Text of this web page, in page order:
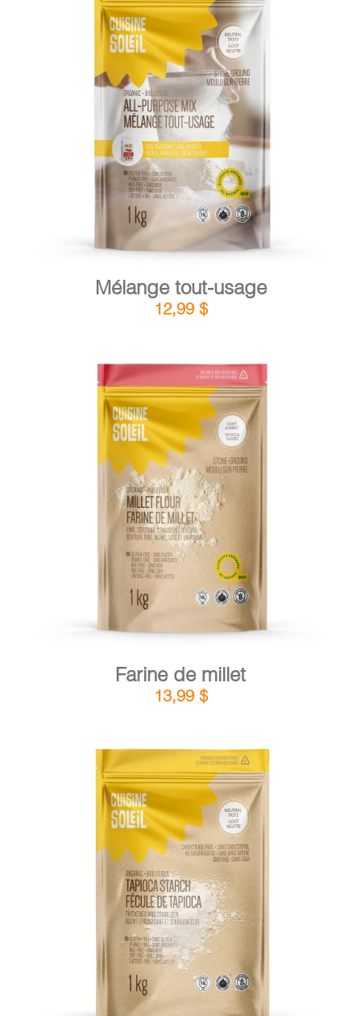
AJOUTER AU PANIER / DÉTAILS
Mélange tout-usage
12,99 $
AJOUTER AU PANIER / DÉTAILS
Farine de millet
13,99 $
AJOUTER AU PANIER DÉTAILS